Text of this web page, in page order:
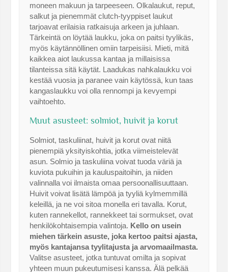
moneen makuun ja tarpeeseen. Olkalaukut, reput,
salkut ja pienemmät clutch-tyyppiset laukut
tarjoavat erilaisia ratkaisuja arkeen ja juhlaan.
Tärkeintä on löytää laukku, joka on paitsi tyylikäs,
myös käytännöllinen omiin tarpeisiisi. Mieti, mitä
kaikkea aiot laukussa kantaa ja millaisissa
tilanteissa sitä käytät. Laadukas nahkalaukku voi
kestää vuosia ja paranee vain käytössä, kun taas
kangaslaukku voi olla rennompi ja kevyempi
vaihtoehto.
Muut asusteet: solmiot, huivit ja korut
Solmiot, taskuliinat, huivit ja korut ovat niitä
pienempiä yksityiskohtia, jotka viimeistelevät
asun. Solmio ja taskuliina voivat tuoda väriä ja
kuviota pukuihin ja kauluspaitoihin, ja niiden
valinnalla voi ilmaista omaa persoonallisuuttaan.
Huivit voivat lisätä lämpöä ja tyyliä kylmemmillä
keleillä, ja ne voi sitoa monella eri tavalla. Korut,
kuten rannekellot, rannekkeet tai sormukset, ovat
henkilökohtaisempia valintoja. Kello on usein
miehen tärkein asuste, joka kertoo paitsi ajasta,
myös kantajansa tyylitajusta ja arvomaailmasta.
Valitse asusteet, jotka tuntuvat omilta ja sopivat
yhteen muun pukeutumisesi kanssa. Älä pelkää